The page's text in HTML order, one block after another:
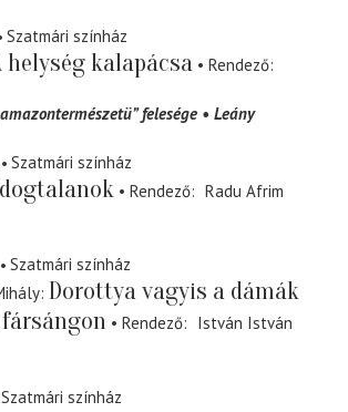
Szatmári színház
helység kalapácsa
Rendező
felesége Leány
Szatmári színház
Rendező
Radu Afrim
Szatmári színház
Dorottya vagyis a dámák
Rendező
István István
Szatmári színház